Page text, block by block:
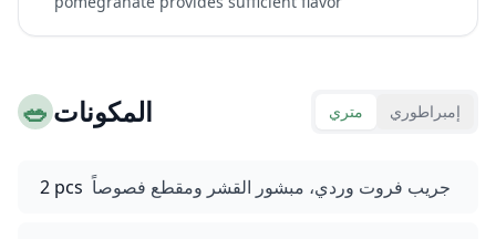
🥗المكونات متري إمبراطوري
2 pcs جريب فروت وردي، مبشور القشر ومقطع فصوصاً